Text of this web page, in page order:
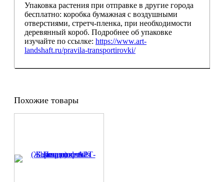
Упаковка растения при отправке в другие города
бесплатно: коробка бумажная с воздушными
отверстиями, стретч-пленка, при необходимости
деревянный короб. Подробнее об упаковке
изучайте по ссылке: https://www.art-
landshaft.ru/pravila-transportirovki/
Похожие товары